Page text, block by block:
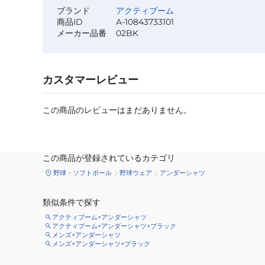
ブランド
アクティブーム
商品ID
A-10843733101
メーカー品番
02BK
カスタマーレビュー
この商品のレビューはまだありません。
この商品が登録されているカテゴリ
野球・ソフトボール 野球ウェア アンダーシャツ
類似条件で探す
アクティブーム×アンダーシャツ
アクティブーム×アンダーシャツ×ブラック
メンズ×アンダーシャツ
メンズ×アンダーシャツ×ブラック